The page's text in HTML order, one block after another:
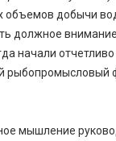
добычи
должное
начали
рыбопромысловый
мышление